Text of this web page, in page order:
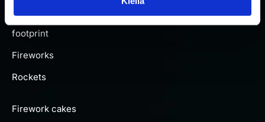
footprint
Fireworks
Rockets
Firework cakes